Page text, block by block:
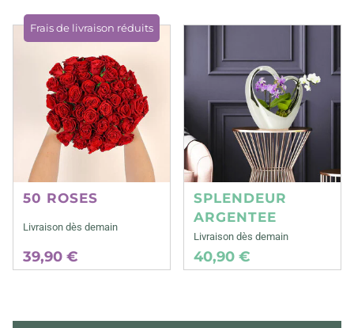
Frais de livraison réduits
50 ROSES
Livraison dès demain
39,90 €
SPLENDEUR
ARGENTEE
Livraison dès demain
40,90 €